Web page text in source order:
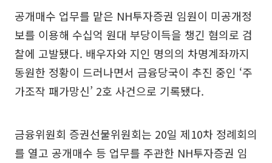
공개매수 업무를 맡은 NH투자증권 임원이 미공개정
보를 이용해 수십억 원대 부당이득을 챙긴 혐의로 검
찰에 고발됐다. 배우자와 지인 명의의 차명계좌까지
동원한 정황이 드러나면서 금융당국이 추진 중인 ‘주
가조작 패가망신’ 2호 사건으로 기록됐다.
금융위원회 증권선물위원회는 20일 제10차 정례회의
를 열고 공개매수 등 업무를 주관한 NH투자증권 임